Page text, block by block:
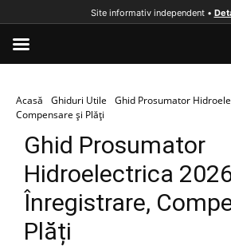
Acasă Ghiduri Utile
Ghid Prosumator
Compensare și Plăți
Ghid Prosumator
Hidroelectrica
Înregistrare,
Plăți
Site informativ independent •